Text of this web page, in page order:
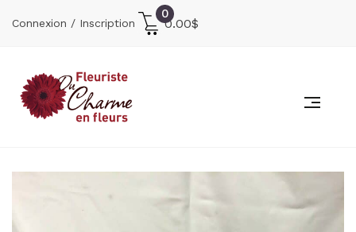
Connexion / Inscription
0
0.00$